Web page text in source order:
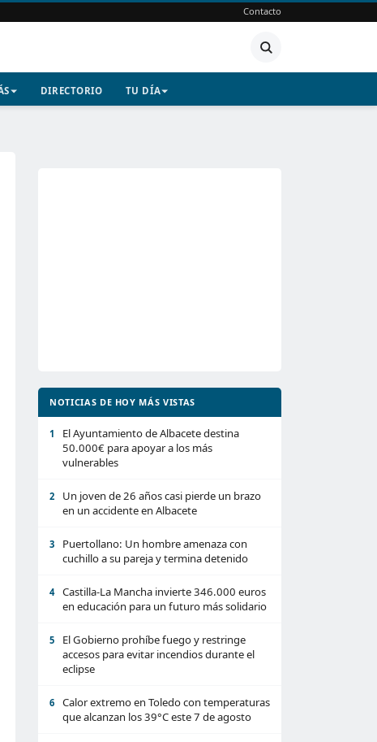
Contacto
DIRECTORIO TU DÍA
NOTICIAS DE HOY MÁS VISTAS
1
El Ayuntamiento de Albacete destina
50.000€ para apoyar a los más
vulnerables
2
Un joven de 26 años casi pierde un brazo
en un accidente en Albacete
3
Puertollano: Un hombre amenaza con
cuchillo a su pareja y termina detenido
4
Castilla-La Mancha invierte 346.000 euros
en educación para un futuro más solidario
5
El Gobierno prohíbe fuego y restringe
accesos para evitar incendios durante el
eclipse
6
Calor extremo en Toledo con temperaturas
que alcanzan los 39°C este 7 de agosto